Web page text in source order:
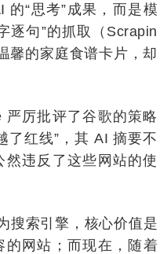
“思考”成果，而是模
逐句”的抓取（Scrapin
馨的家庭食谱卡片，却
厉批评了谷歌的策略
了红线”，其 AI 摘要不
然违反了这些网站的使
索引擎，核心价值是
的网站；而现在，随着